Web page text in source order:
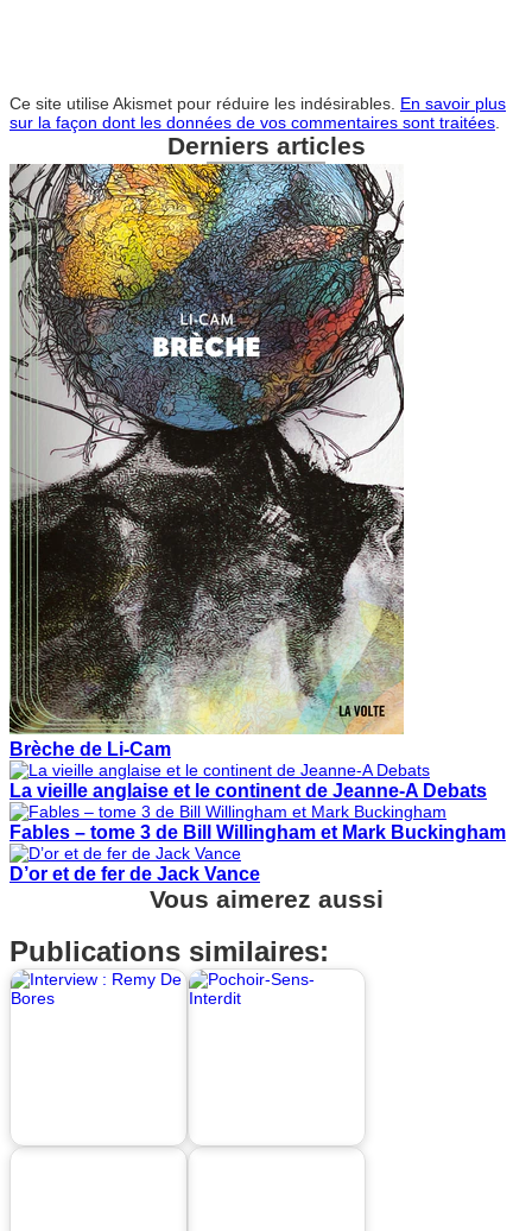
Ce site utilise Akismet pour réduire les indésirables. En savoir plus
sur la façon dont les données de vos commentaires sont traitées
Derniers articles
Brèche de Li-Cam
La vieille anglaise et le continent de Jeanne-A Debats
Fables – tome 3 de Bill Willingham et Mark Buckingham
D’or et de fer de Jack Vance
Vous aimerez aussi
Publications similaires: